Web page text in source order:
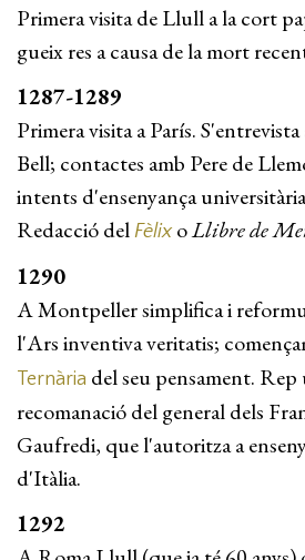
Primera visita de Llull a la cort
gueix res a causa de la mort
1287-1289
Primera visita a París.
Bell; contactes amb Pere de
intents d'ensenyança
Redacció del FèlixoLlibre de
1290
A Montpeller simplifica i
l'Ars inventiva veritatis;
Ternària del seu pensament. Rep
recomanació del general dels
Gaufredi, que l'autoritza a
d'Itàlia.
1292